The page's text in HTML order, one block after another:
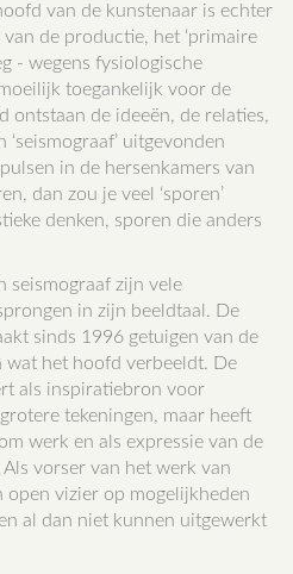
van de kunstenaar is echter
de productie, het ‘primaire
- wegens fysiologische
toegankelijk voor de
ontstaan de ideeën, de relaties,
uitgevonden
in de hersenkamers van
dan zou je veel ‘sporen’
denken, sporen die anders
seismograaf zijn vele
in zijn beeldtaal. De
sinds 1996 getuigen van de
wat het hoofd verbeeldt. De
als inspiratiebron voor
tekeningen, maar heeft
werk en als expressie van de
vorser van het werk van
open vizier op mogelijkheden
al dan niet kunnen uitgewerkt